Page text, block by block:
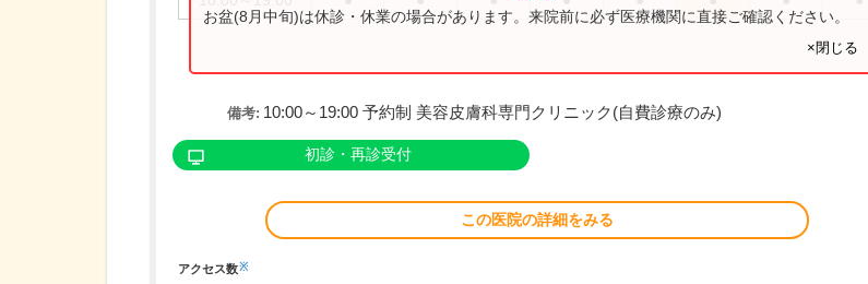
お盆(8月中旬)は休診・休業の場合があります。来院前に必ず医療機関に直接ご確認ください。
×閉じる
備考: 10:00～19:00 予約制 美容皮膚科専門クリニック(自費診療のみ)
初診・再診受付
この医院の詳細をみる
アクセス数※